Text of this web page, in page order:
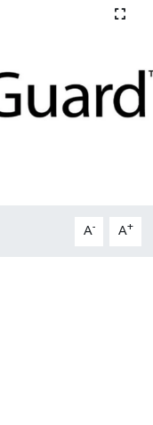
A- A+